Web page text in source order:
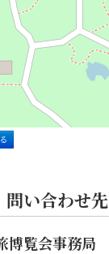
問い合わせ先
博覧会事務局